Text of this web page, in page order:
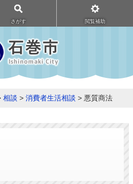
さがす 閲覧補助
相談 > 消費者生活相談 > 悪質商法